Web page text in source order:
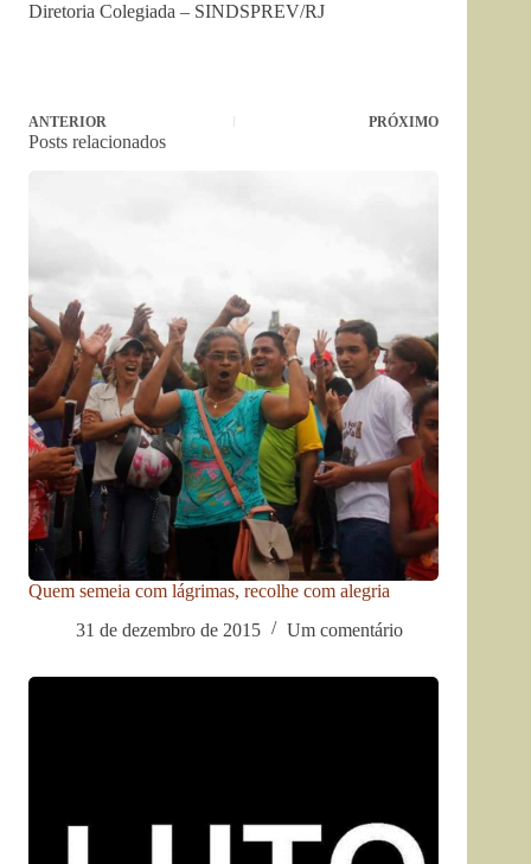
Diretoria Colegiada – SINDSPREV/RJ
ANTERIOR PRÓXIMO
Posts relacionados
Quem semeia com lágrimas, recolhe com alegria
31 de dezembro de 2015
Um comentário